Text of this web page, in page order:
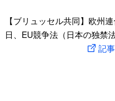
文化
動画/Live
スポーツ・東京2020
【ブリュッセル共同】欧州
日、EU競争法（日本の独禁
記